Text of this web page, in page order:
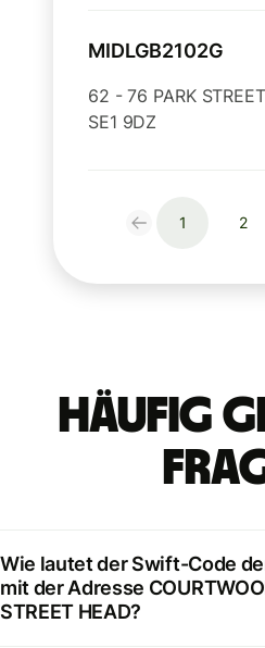
MIDLGB2102G
62 - 76 PARK
SE1 9DZ
1 2
Häufig
Wie lautet der Swift-Code
mit der Adresse
STREET HEAD?